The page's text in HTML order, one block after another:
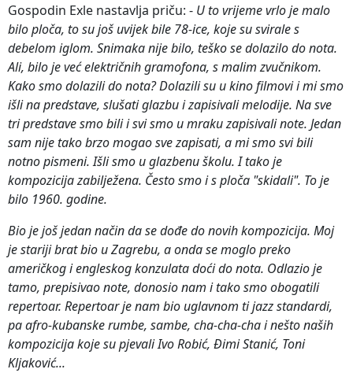
Gospodin Exle nastavlja priču: - U to vrijeme vrlo je malo
bilo ploča, to su još uvijek bile 78-ice, koje su svirale s
debelom iglom. Snimaka nije bilo, teško se dolazilo do nota.
Ali, bilo je već električnih gramofona, s malim zvučnikom.
Kako smo dolazili do nota? Dolazili su u kino filmovi i mi smo
išli na predstave, slušati glazbu i zapisivali melodije. Na sve
tri predstave smo bili i svi smo u mraku zapisivali note. Jedan
sam nije tako brzo mogao sve zapisati, a mi smo svi bili
notno pismeni. Išli smo u glazbenu školu. I tako je
kompozicija zabilježena. Često smo i s ploča "skidali". To je
bilo 1960. godine.
Bio je još jedan način da se dođe do novih kompozicija. Moj
je stariji brat bio u Zagrebu, a onda se moglo preko
američkog i engleskog konzulata doći do nota. Odlazio je
tamo, prepisivao note, donosio nam i tako smo obogatili
repertoar. Repertoar je nam bio uglavnom ti jazz standardi,
pa afro-kubanske rumbe, sambe, cha-cha-cha i nešto naših
kompozicija koje su pjevali Ivo Robić, Đimi Stanić, Toni
Kljaković...